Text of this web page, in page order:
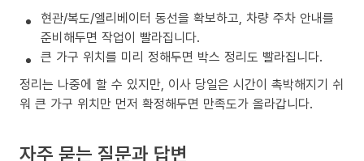
현관/복도/엘리베이터 동선을 확보하고, 차량 주차 안내를
준비해두면 작업이 빨라집니다.
큰 가구 위치를 미리 정해두면 박스 정리도 빨라집니다.
정리는 나중에 할 수 있지만, 이사 당일은 시간이 촉박해지기 쉬
워 큰 가구 위치만 먼저 확정해두면 만족도가 올라갑니다.
자주 묻는 질문과 답변